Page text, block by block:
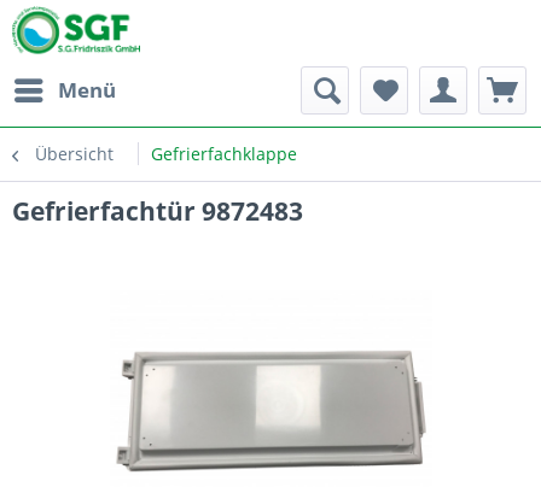
Menü
Übersicht Gefrierfachklappe
Gefrierfachtür 9872483